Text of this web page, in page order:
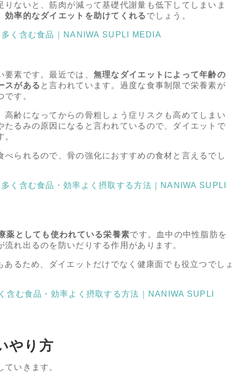
ないと、筋肉が減って基礎代謝量も低下してしまいま
効率的なダイエットを助けてくれる でしょう。
く含む食品｜NANIWA SUPLI MEDIA
素です。最近では、 無理なダイエットによって年齢の
スがある と言われています。過度な食事制限で栄養素が
す。
齢になってからの骨粗しょう症リスクも高めてしまい
たるみの原因になると言われているので、ダイエットで
られるので、骨の強化におすすめの食材と言えるでし
く含む食品・効率よく摂取する方法｜NANIWA SUPLI
薬としても使われている栄養素です。血中の中性脂肪を
れ出るのを防いだりする作用があります。
るため、ダイエットだけでなく健康面でも役立つでしょ
含む食品・効率よく摂取する方法｜NANIWA SUPLI
やり方
いきます。